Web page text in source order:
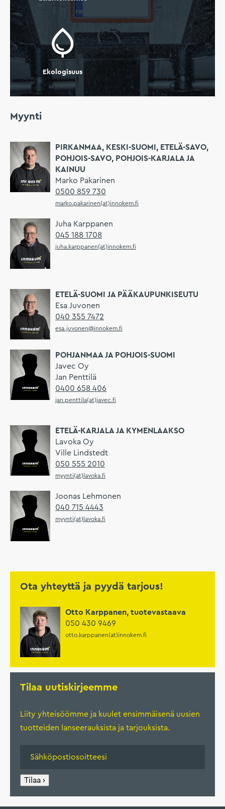
Ekologisuus
Myynti
PIRKANMAA, KESKI-SUOMI, ETELÄ-SAVO,
POHJOIS-SAVO, POHJOIS-KARJALA JA
KAINUU
Marko Pakarinen
0500 859 730
marko.pakarinen(at)innokem.fi
Juha Karppanen
045 188 1708
juha.karppanen(at)innokem.fi
ETELÄ-SUOMI JA PÄÄKAUPUNKISEUTU
Esa Juvonen
040 355 7472
esa.juvonen@innokem.fi
POHJANMAA JA POHJOIS-SUOMI
Javec Oy
Jan Penttilä
0400 658 406
jan.penttila(at)javec.fi
ETELÄ-KARJALA JA KYMENLAAKSO
Lavoka Oy
Ville Lindstedt
050 555 2010
myynti(at)lavoka.fi
Joonas Lehmonen
040 715 4443
myynti(at)lavoka.fi
Ota yhteyttä ja pyydä tarjous!
Otto Karppanen, tuotevastaava
050 430 9469
otto.karppanen(at)innokem.fi
Tilaa uutiskirjeemme
Liity yhteisöömme ja kuulet ensimmäisenä uusien
tuotteiden lanseerauksista ja tarjouksista.
Tilaa ›